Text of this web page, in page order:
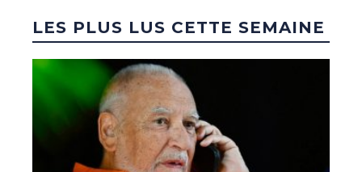
LES PLUS LUS CETTE SEMAINE